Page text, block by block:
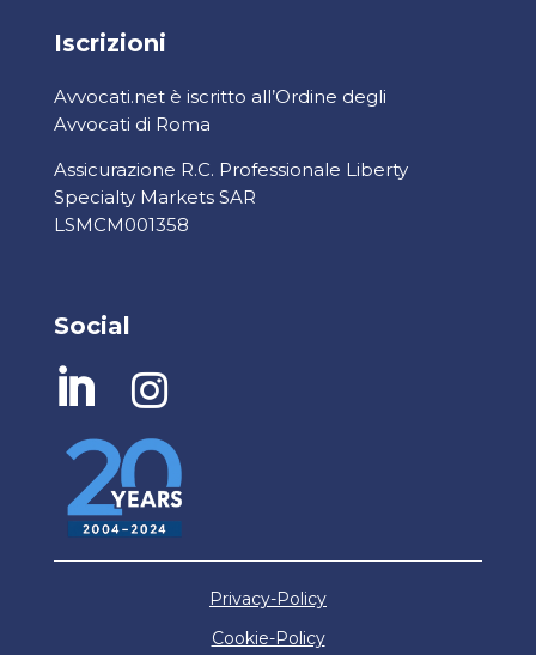
Iscrizioni
Avvocati.net è iscritto all’Ordine degli
Avvocati di Roma
Assicurazione R.C. Professionale Liberty
Specialty Markets SAR
LSMCM001358
Social
 
Privacy-Policy
Cookie-Policy